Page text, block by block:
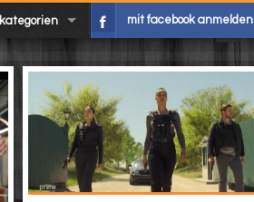
kategorien mit facebook anmelden